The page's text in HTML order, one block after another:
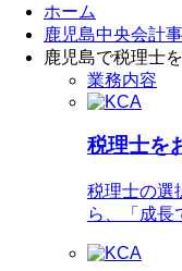
ホーム
鹿児島中央会計
鹿児島で税理士
業務内容
税理士を
税理士の選
ら、「成長